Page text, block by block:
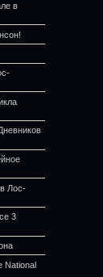
в
Лос-
3
National